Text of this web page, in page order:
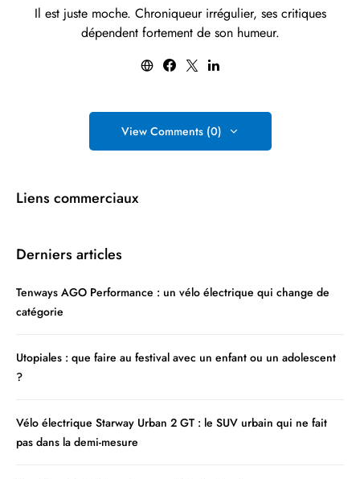
Il est juste moche. Chroniqueur irrégulier, ses critiques
dépendent fortement de son humeur.
View Comments (0)
Liens commerciaux
Derniers articles
Tenways AGO Performance : un vélo électrique qui change de
catégorie
Utopiales : que faire au festival avec un enfant ou un adolescent
?
Vélo électrique Starway Urban 2 GT : le SUV urbain qui ne fait
pas dans la demi-mesure